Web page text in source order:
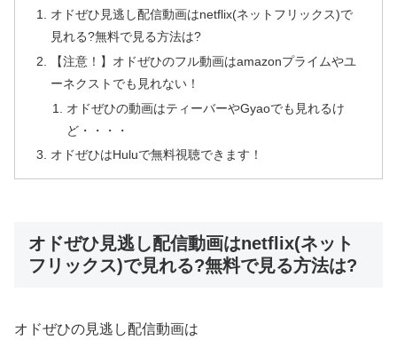
オドぜひ見逃し配信動画はnetflix(ネットフリックス)で
見れる?無料で見る方法は?
【注意！】オドぜひのフル動画はamazonプライムやユ
ーネクストでも見れない！
オドぜひの動画はティーバーやGyaoでも見れるけ
ど・・・・
オドぜひはHuluで無料視聴できます！
オドぜひ見逃し配信動画はnetflix(ネット
フリックス)で見れる?無料で見る方法は?
オドぜひの見逃し配信動画は